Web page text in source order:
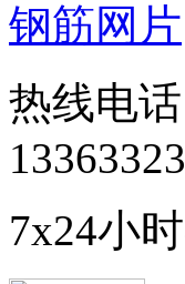
钢筋网片
热线电话
7x24小